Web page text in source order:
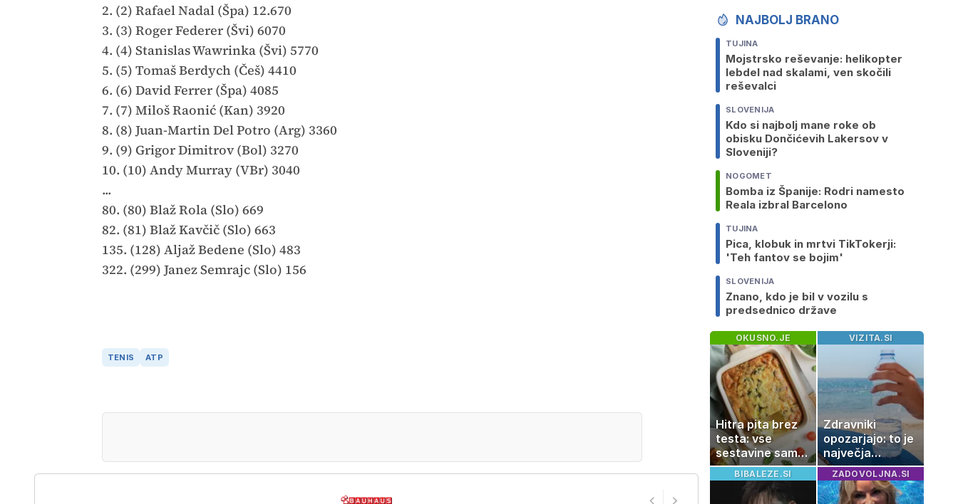
2. (2) Rafael Nadal (Špa) 12.670
3. (3) Roger Federer (Švi) 6070
4. (4) Stanislas Wawrinka (Švi) 5770
5. (5) Tomaš Berdych (Češ) 4410
6. (6) David Ferrer (Špa) 4085
7. (7) Miloš Raonić (Kan) 3920
8. (8) Juan-Martin Del Potro (Arg) 3360
9. (9) Grigor Dimitrov (Bol) 3270
10. (10) Andy Murray (VBr) 3040
...
80. (80) Blaž Rola (Slo) 669
82. (81) Blaž Kavčič (Slo) 663
135. (128) Aljaž Bedene (Slo) 483
322. (299) Janez Semrajc (Slo) 156
TENIS ATP
NAJBOLJ BRANO
TUJINA
Mojstrsko reševanje: helikopter
lebdel nad skalami, ven skočili
reševalci
SLOVENIJA
Kdo si najbolj mane roke ob
obisku Dončićevih Lakersov v
Sloveniji?
NOGOMET
Bomba iz Španije: Rodri namesto
Reala izbral Barcelono
TUJINA
Pica, klobuk in mrtvi TikTokerji:
'Teh fantov se bojim'
SLOVENIJA
Znano, kdo je bil v vozilu s
predsednico države
OKUSNO.JE
Hitra pita brez
testa: vse
sestavine samo
zmešate in
pečica opravi
ostalo
VIZITA.SI
Zdravniki
opozarjajo: to je
največja
napaka, ki jo
ljudje delajo med
vročino
BIBALEZE.SI ZADOVOLJNA.SI